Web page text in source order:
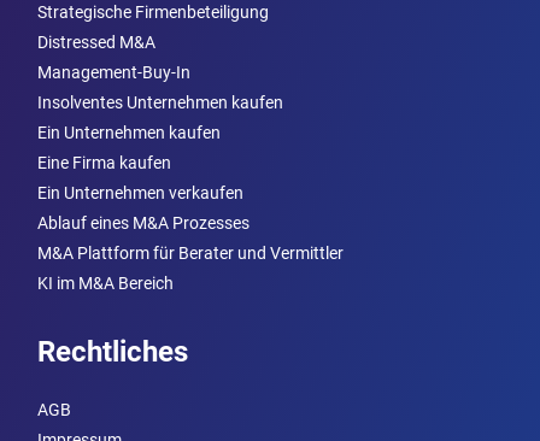
Strategische Firmenbeteiligung
Distressed M&A
Management-Buy-In
Insolventes Unternehmen kaufen
Ein Unternehmen kaufen
Eine Firma kaufen
Ein Unternehmen verkaufen
Ablauf eines M&A Prozesses
M&A Plattform für Berater und Vermittler
KI im M&A Bereich
Rechtliches
AGB